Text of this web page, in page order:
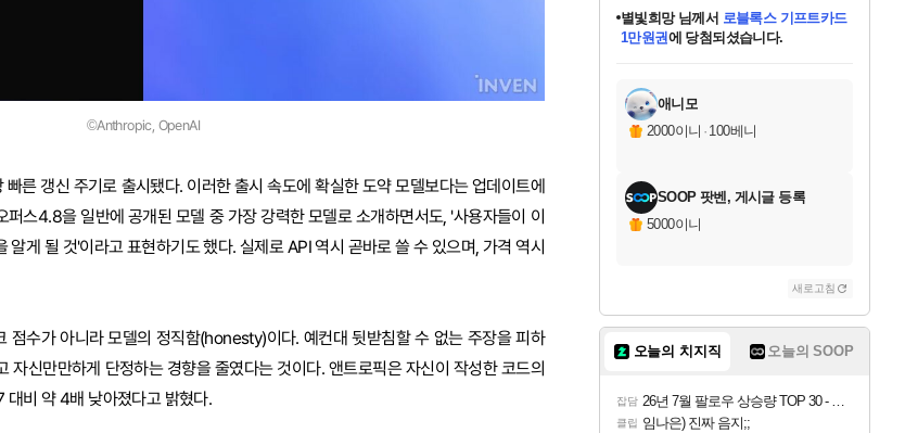
©Anthropic, OpenAI
른 갱신 주기로 출시됐다. 이러한 출시 속도에 확실한 도약 모델보다는 업데이트에
스4.8을 일반에 공개된 모델 중 가장 강력한 모델로 소개하면서도, '사용자들이 이
게 될 것'이라고 표현하기도 했다. 실제로 API 역시 곧바로 쓸 수 있으며, 가격 역시
점수가 아니라 모델의 정직함(honesty)이다. 예컨대 뒷받침할 수 없는 주장을 피하
자신만만하게 단정하는 경향을 줄였다는 것이다. 앤트로픽은 자신이 작성한 코드의
대비 약 4배 낮아졌다고 밝혔다.
교환.
당첨되셨습니다.
당첨되셨습니다.
당첨되셨습니다.
별빛희망님께서 로블록스 기프트카드
1만원권에 당첨되셨습니다.
당첨되셨습니다.
당첨되셨습니다.
당첨되셨습니다.
당첨되셨습니다.
에디션 (스팀코드)
당첨되셨습니다.
애니모
2000이니 · 100베니
SOOP 팟벤, 게시글 등록
5000이니
새로고침
오늘의 치지직 오늘의 SOOP
잡담 26년 7월 팔로우 상승량 TOP 30 - 월간 치지직
클립 임나은) 진짜 음지;;